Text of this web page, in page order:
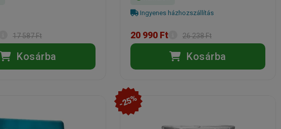
17 587 Ft
Kosárba
Ingyenes házhozszállítás
20 990 Ft 26 238 Ft
Kosárba
-25%